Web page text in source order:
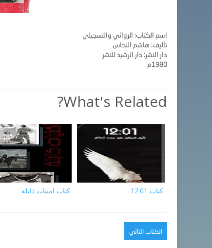
اسم الكتاب: الروائي والتسجيلي
تأليف: هاشم النحاس
دار النشر: دار الرشيد للنشر
1980م
What's Related?
كتاب 12:01 كتاب امنيات ذابلة
الكتاب التالي